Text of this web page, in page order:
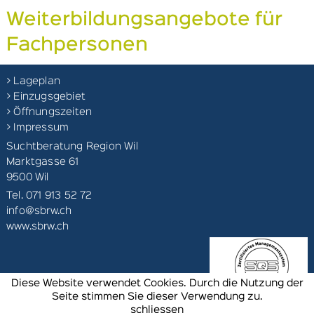
Weiterbildungsangebote für
Fachpersonen
> Lageplan
> Einzugsgebiet
> Öffnungszeiten
> Impressum
Suchtberatung Region Wil
Marktgasse 61
9500 Wil
Tel. 071 913 52 72
info@sbrw.ch
www.sbrw.ch
Diese Website verwendet Cookies. Durch die Nutzung der
Seite stimmen Sie dieser Verwendung zu.
schliessen